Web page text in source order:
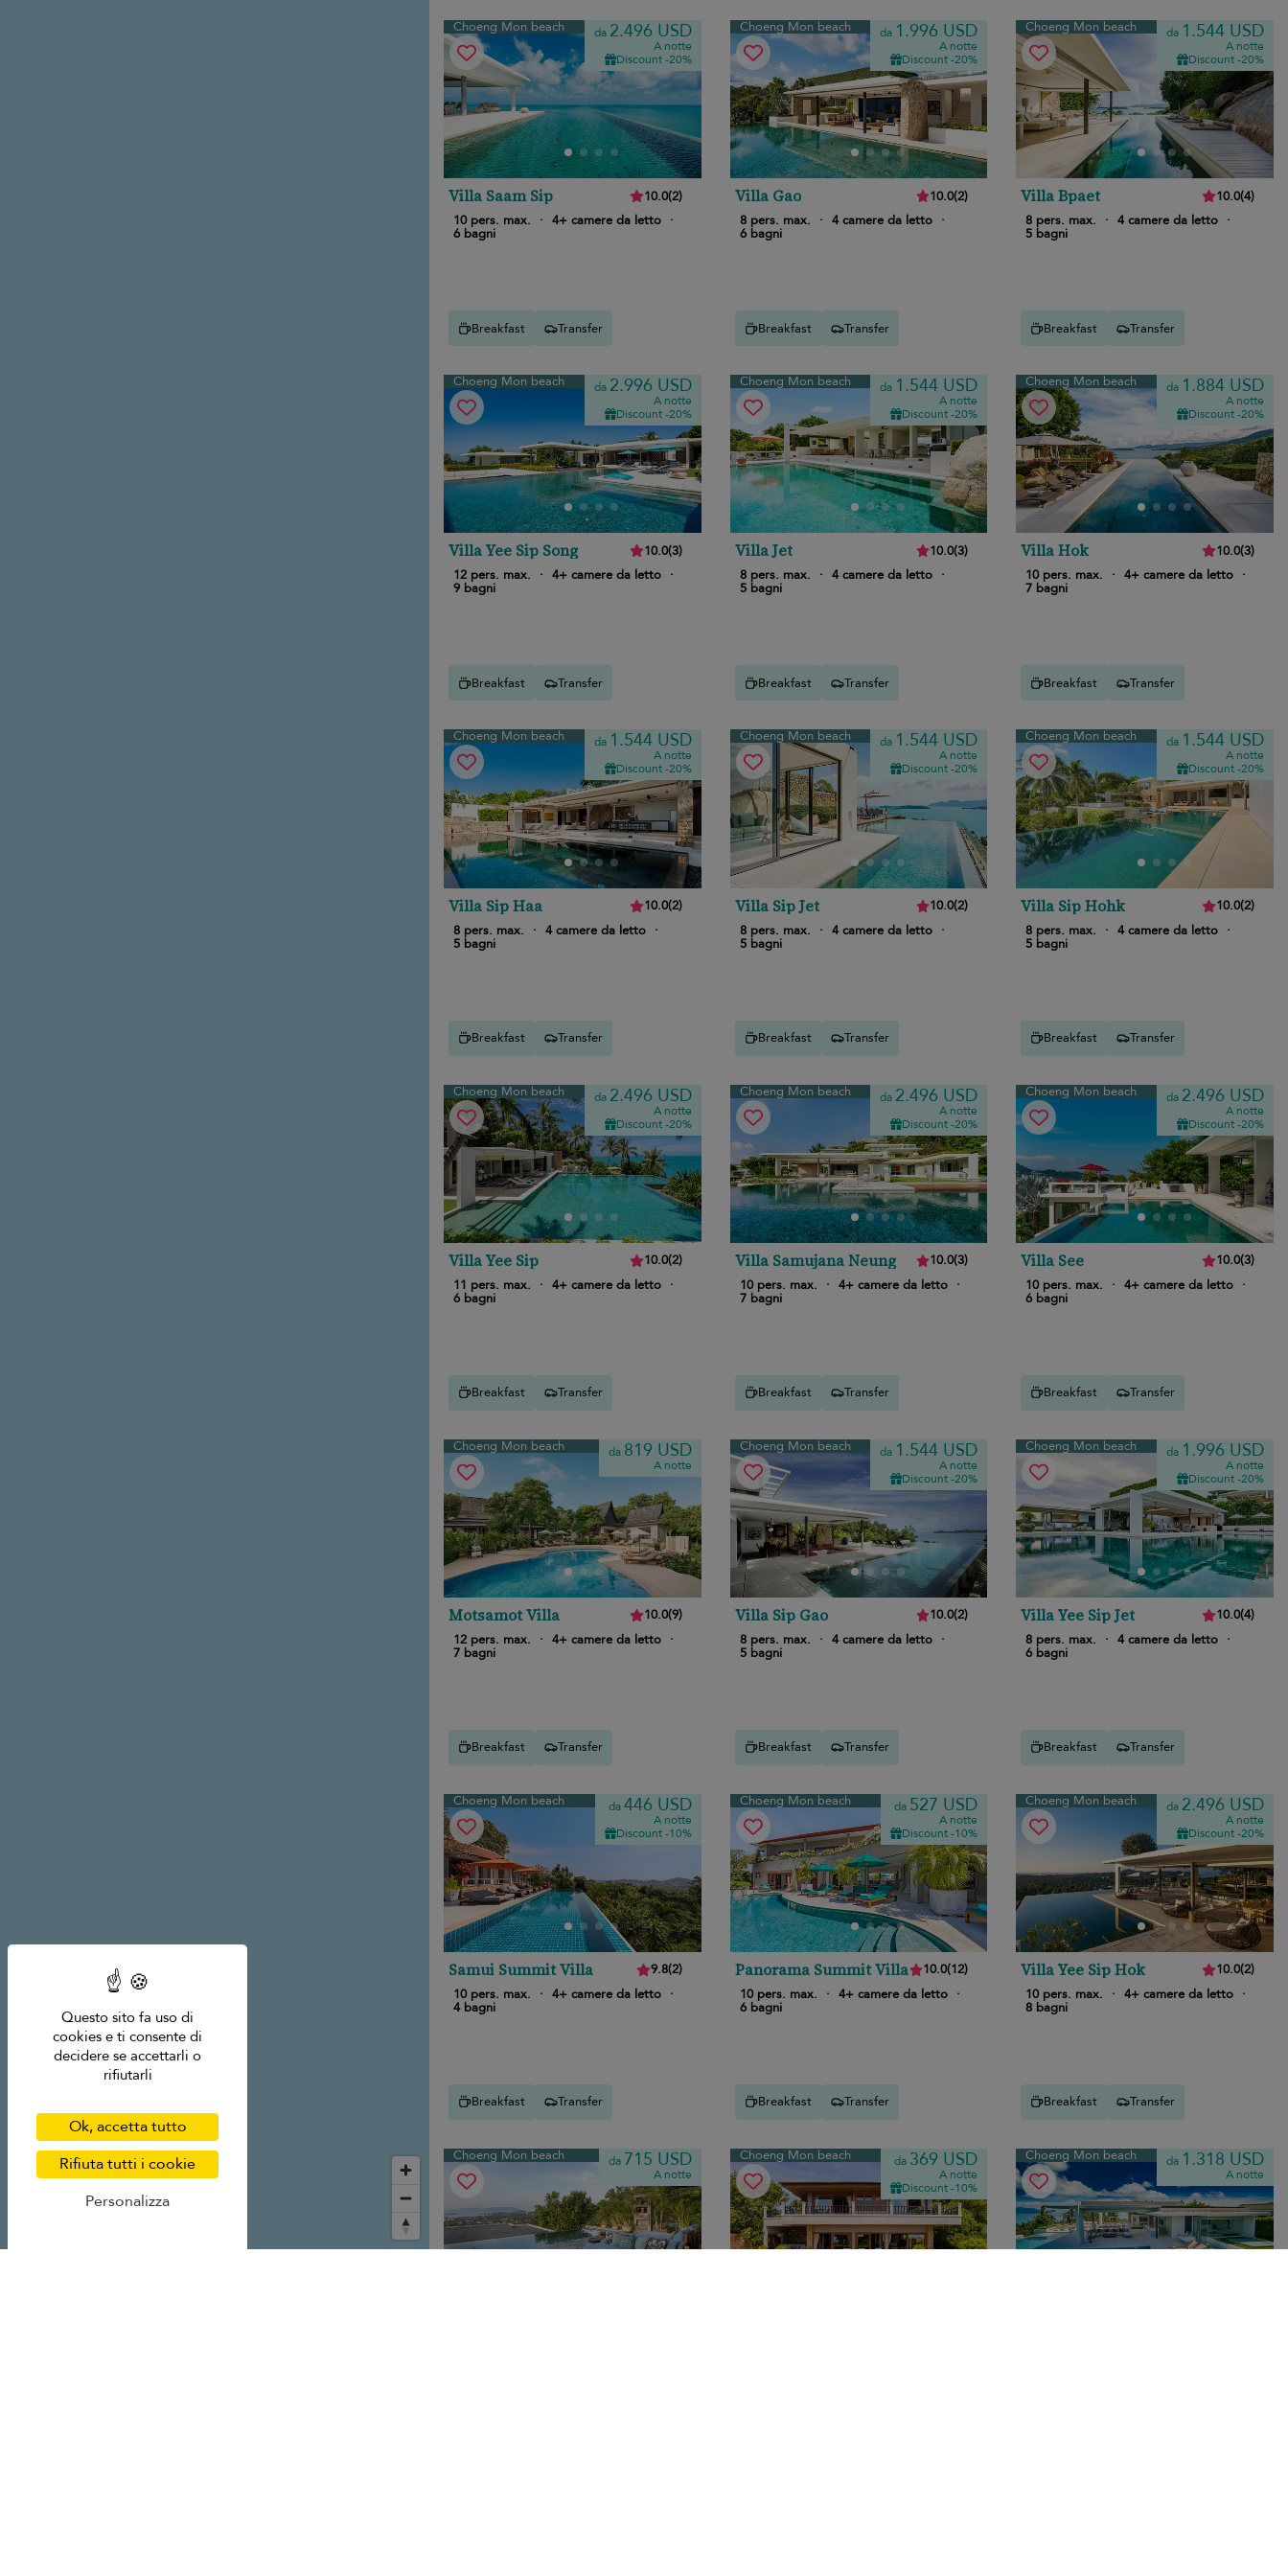
Choeng Mon beach da 2.496 USD
A notte
Discount -20%
Villa Saam Sip 10.0(2)
10 pers. max.
· 4+ camere da letto ·
6 bagni
Breakfast Transfer
Choeng Mon beach da 1.996 USD
A notte
Discount -20%
Villa Gao 10.0(2)
8 pers. max.
· 4 camere da letto ·
6 bagni
Breakfast Transfer
Choeng Mon beach da 1.544 USD
A notte
Discount -20%
Villa Bpaet 10.0(4)
8 pers. max.
· 4 camere da letto ·
5 bagni
Breakfast Transfer
Choeng Mon beach da 2.996 USD
A notte
Discount -20%
Villa Yee Sip Song 10.0(3)
12 pers. max.
· 4+ camere da letto ·
9 bagni
Breakfast Transfer
Choeng Mon beach da 1.544 USD
A notte
Discount -20%
Villa Jet 10.0(3)
8 pers. max.
· 4 camere da letto ·
5 bagni
Breakfast Transfer
Choeng Mon beach da 1.884 USD
A notte
Discount -20%
Villa Hok 10.0(3)
10 pers. max.
· 4+ camere da letto ·
7 bagni
Breakfast Transfer
Choeng Mon beach da 1.544 USD
A notte
Discount -20%
Villa Sip Haa 10.0(2)
8 pers. max.
· 4 camere da letto ·
5 bagni
Breakfast Transfer
Choeng Mon beach da 1.544 USD
A notte
Discount -20%
Villa Sip Jet 10.0(2)
8 pers. max.
· 4 camere da letto ·
5 bagni
Breakfast Transfer
Choeng Mon beach da 1.544 USD
A notte
Discount -20%
Villa Sip Hohk 10.0(2)
8 pers. max.
· 4 camere da letto ·
5 bagni
Breakfast Transfer
Choeng Mon beach da 2.496 USD
A notte
Discount -20%
Villa Yee Sip 10.0(2)
11 pers. max.
· 4+ camere da letto ·
6 bagni
Breakfast Transfer
Choeng Mon beach da 2.496 USD
A notte
Discount -20%
Villa Samujana Neung 10.0(3)
10 pers. max.
· 4+ camere da letto ·
7 bagni
Breakfast Transfer
Choeng Mon beach da 2.496 USD
A notte
Discount -20%
Villa See 10.0(3)
10 pers. max.
· 4+ camere da letto ·
6 bagni
Breakfast Transfer
Choeng Mon beach da 819 USD
A notte
Motsamot Villa 10.0(9)
12 pers. max.
· 4+ camere da letto ·
7 bagni
Breakfast Transfer
Choeng Mon beach da 1.544 USD
A notte
Discount -20%
Villa Sip Gao 10.0(2)
8 pers. max.
· 4 camere da letto ·
5 bagni
Breakfast Transfer
Choeng Mon beach da 1.996 USD
A notte
Discount -20%
Villa Yee Sip Jet 10.0(4)
8 pers. max.
· 4 camere da letto ·
6 bagni
Breakfast Transfer
Choeng Mon beach da446 USD
A notte
Discount -10%
Samui Summit Villa 9.8(2)
10 pers. max.
· 4+ camere da letto ·
4 bagni
Breakfast Transfer
Choeng Mon beach da 527 USD
A notte
Discount -10%
Panorama Summit Villa 10.0(12)
10 pers. max.
· 4+ camere da letto ·
6 bagni
Breakfast Transfer
Choeng Mon beach da 2.496 USD
A notte
Discount -20%
Villa Yee Sip Hok 10.0(2)
10 pers. max.
· 4+ camere da letto ·
8 bagni
Breakfast Transfer
Choeng Mon beach da 715 USD
A notte
Choeng Mon beach da 369 USD
A notte
Discount -10%
Choeng Mon beach da 1.318 USD
A notte
Questo sito fa uso di
cookies e ti consente di
decidere se accettarli o
rifiutarli
Ok, accetta tutto
Rifiuta tutti i cookie
Personalizza